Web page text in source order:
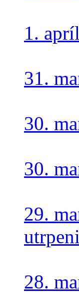
1.
31.
30.
30.
29.
28.